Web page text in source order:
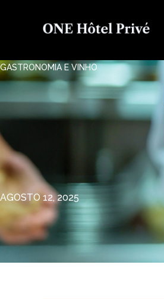
GASTRONOMIA E VINHO
AGOSTO 12, 2025